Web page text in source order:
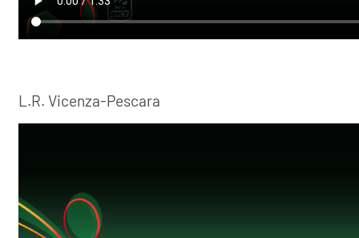
L.R. Vicenza-Pescara